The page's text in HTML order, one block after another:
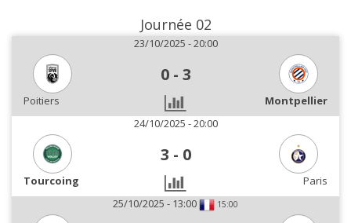
Journée 02
23/10/2025 - 20:00
0 - 3
Poitiers
Montpellier
24/10/2025 - 20:00
3 - 0
Tourcoing
Paris
25/10/2025 - 13:00
15:00